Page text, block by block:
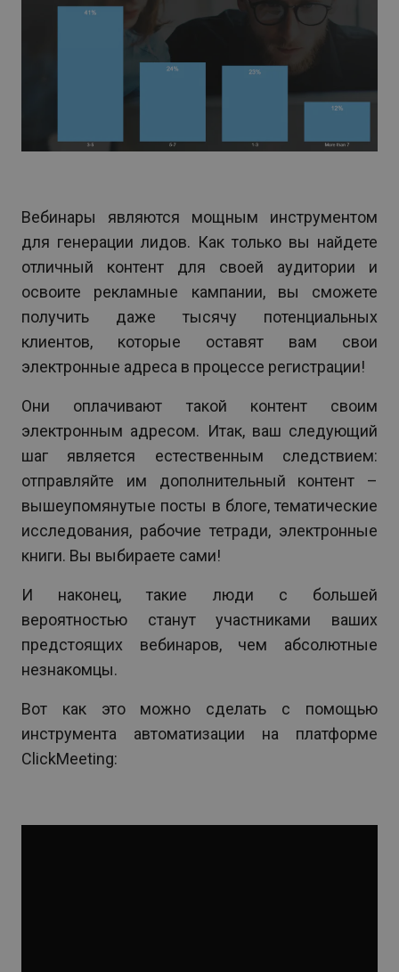
Вебинары являются мощным инструментом
для генерации лидов. Как только вы найдете
отличный контент для своей аудитории и
освоите рекламные кампании, вы сможете
получить даже тысячу потенциальных
клиентов, которые оставят вам свои
электронные адреса в процессе регистрации!
Они оплачивают такой контент своим
электронным адресом. Итак, ваш следующий
шаг является естественным следствием:
отправляйте им дополнительный контент –
вышеупомянутые посты в блоге, тематические
исследования, рабочие тетради, электронные
книги. Вы выбираете сами!
И наконец, такие люди с большей
вероятностью станут участниками ваших
предстоящих вебинаров, чем абсолютные
незнакомцы.
Вот как это можно сделать с помощью
инструмента автоматизации на платформе
ClickMeeting: